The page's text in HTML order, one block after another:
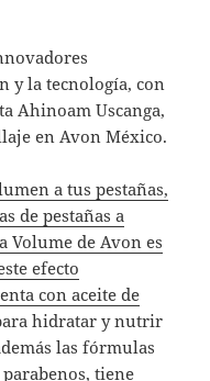
y la tecnología, con
Ahinoam Uscanga,
en Avon México.
a tus pestañas,
de pestañas a
Volume de Avon es
efecto
con aceite de
hidratar y nutrir
las fórmulas
tiene